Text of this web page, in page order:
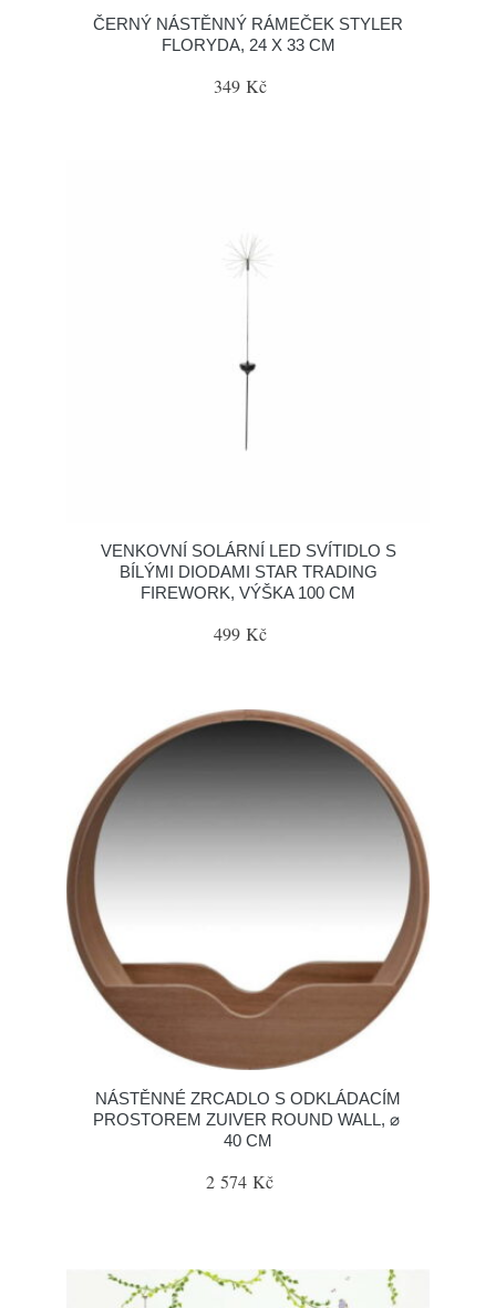
ČERNÝ NÁSTĚNNÝ RÁMEČEK STYLER
FLORYDA, 24 X 33 CM
349 Kč
VENKOVNÍ SOLÁRNÍ LED SVÍTIDLO S
BÍLÝMI DIODAMI STAR TRADING
FIREWORK, VÝŠKA 100 CM
499 Kč
NÁSTĚNNÉ ZRCADLO S ODKLÁDACÍM
PROSTOREM ZUIVER ROUND WALL, ⌀
40 CM
2 574 Kč